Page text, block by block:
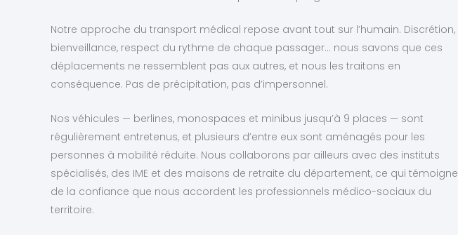
Notre approche du transport médical repose avant tout sur l’humain. Discrétion,
bienveillance, respect du rythme de chaque passager… nous savons que ces
déplacements ne ressemblent pas aux autres, et nous les traitons en
conséquence. Pas de précipitation, pas d’impersonnel.
Nos véhicules — berlines, monospaces et minibus jusqu’à 9 places — sont
régulièrement entretenus, et plusieurs d’entre eux sont aménagés pour les
personnes à mobilité réduite. Nous collaborons par ailleurs avec des instituts
spécialisés, des IME et des maisons de retraite du département, ce qui témoigne
de la confiance que nous accordent les professionnels médico-sociaux du
territoire.